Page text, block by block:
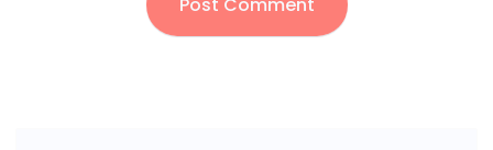
Post Comment